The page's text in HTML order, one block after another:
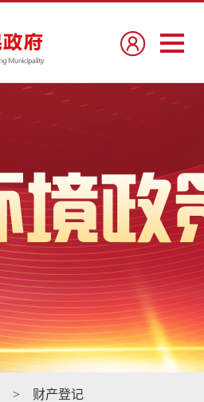
> 财产登记